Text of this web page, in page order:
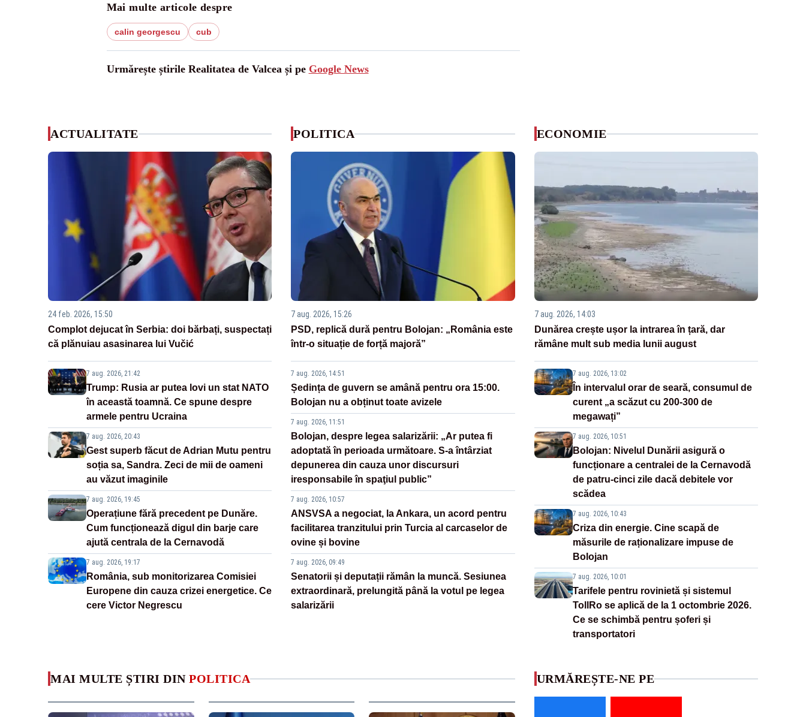
Mai multe articole despre
calin georgescu cub
Urmărește știrile Realitatea de Valcea și pe Google News
ACTUALITATE
24 feb. 2026, 15:50
Complot dejucat în Serbia: doi bărbați, suspectați
că plănuiau asasinarea lui Vučić
7 aug. 2026, 21:42
Trump: Rusia ar putea lovi un stat NATO
în această toamnă. Ce spune despre
armele pentru Ucraina
7 aug. 2026, 20:43
Gest superb făcut de Adrian Mutu pentru
soția sa, Sandra. Zeci de mii de oameni
au văzut imaginile
7 aug. 2026, 19:45
Operațiune fără precedent pe Dunăre.
Cum funcționează digul din barje care
ajută centrala de la Cernavodă
7 aug. 2026, 19:17
România, sub monitorizarea Comisiei
Europene din cauza crizei energetice. Ce
cere Victor Negrescu
POLITICA
7 aug. 2026, 15:26
PSD, replică dură pentru Bolojan: „România este
într-o situație de forță majoră”
7 aug. 2026, 14:51
Ședința de guvern se amână pentru ora 15:00.
Bolojan nu a obținut toate avizele
7 aug. 2026, 11:51
Bolojan, despre legea salarizării: „Ar putea fi
adoptată în perioada următoare. S-a întârziat
depunerea din cauza unor discursuri
iresponsabile în spaţiul public”
7 aug. 2026, 10:57
ANSVSA a negociat, la Ankara, un acord pentru
facilitarea tranzitului prin Turcia al carcaselor de
ovine și bovine
7 aug. 2026, 09:49
Senatorii și deputații rămân la muncă. Sesiunea
extraordinară, prelungită până la votul pe legea
salarizării
ECONOMIE
7 aug. 2026, 14:03
Dunărea crește ușor la intrarea în țară, dar
rămâne mult sub media lunii august
7 aug. 2026, 13:02
În intervalul orar de seară, consumul de
curent „a scăzut cu 200-300 de
megawați”
7 aug. 2026, 10:51
Bolojan: Nivelul Dunării asigură o
funcționare a centralei de la Cernavodă
de patru-cinci zile dacă debitele vor
scădea
7 aug. 2026, 10:43
Criza din energie. Cine scapă de
măsurile de raționalizare impuse de
Bolojan
7 aug. 2026, 10:01
Tarifele pentru rovinietă și sistemul
TollRo se aplică de la 1 octombrie 2026.
Ce se schimbă pentru șoferi și
transportatori
MAI MULTE ȘTIRI DIN POLITICA URMĂREȘTE-NE PE